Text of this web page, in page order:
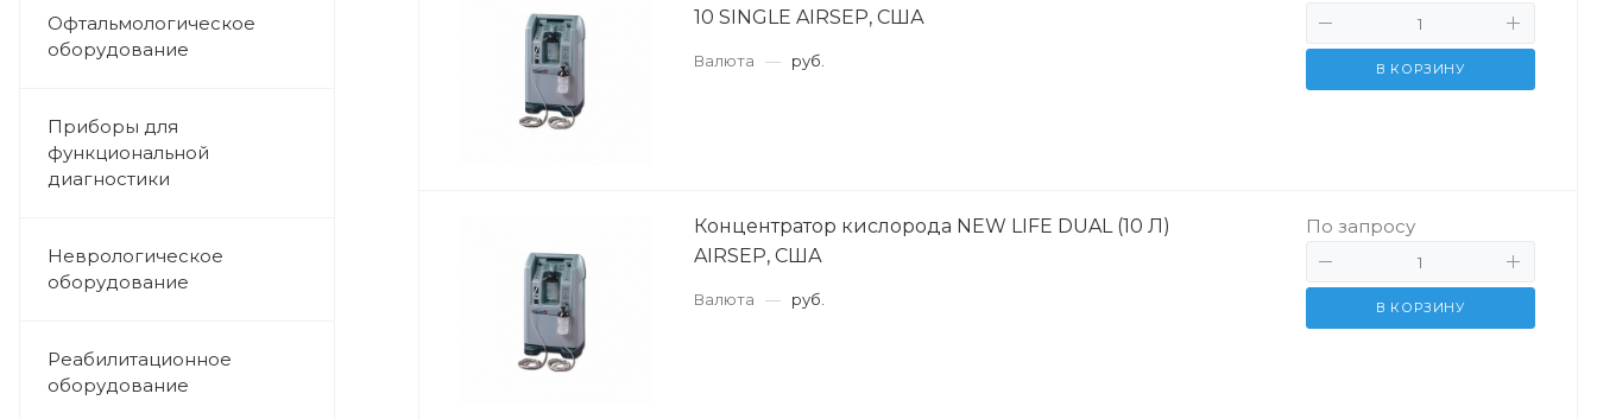
Офтальмологическое
оборудование
Приборы для
функциональной
диагностики
Неврологическое
оборудование
Реабилитационное
оборудование
10 SINGLE AIRSEP, США
Валюта — руб. В КОРЗИНУ
Концентратор кислорода NEW LIFE DUAL (10 Л)
AIRSEP, США
Валюта — руб.
По запросу
В КОРЗИНУ